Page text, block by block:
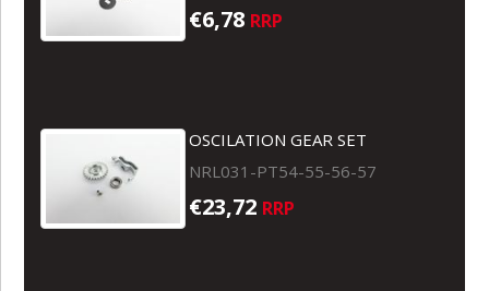
€6,78 RRP
OSCILATION GEAR SET
NRL031-PT54-55-56-57
€23,72 RRP